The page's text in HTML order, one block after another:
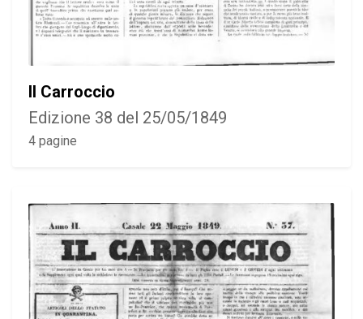
Il Carroccio
Edizione 38 del 25/05/1849
4 pagine